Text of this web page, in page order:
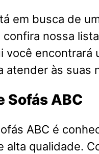
em busca de
confira nossa
você encontrará
atender às suas
Sofás ABC
ABC é
alta qualidade.